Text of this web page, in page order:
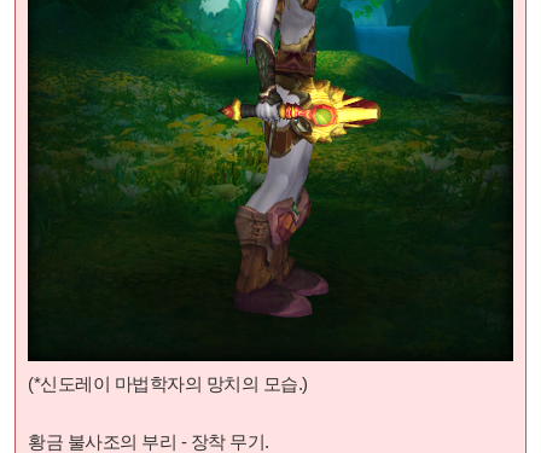
(*신도레이 마법학자의 망치의 모습.)
황금 불사조의 부리 - 장착 무기.